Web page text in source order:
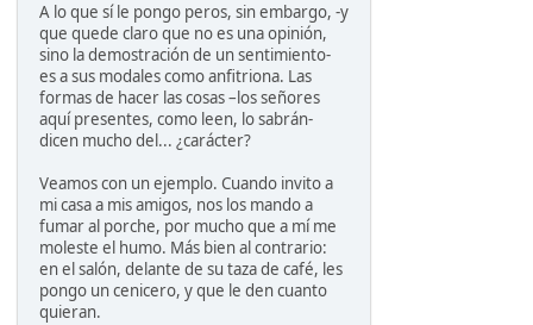
A lo que sí le pongo peros, sin embargo, -y
que quede claro que no es una opinión,
sino la demostración de un sentimiento-
es a sus modales como anfitriona. Las
formas de hacer las cosas –los señores
aquí presentes, como leen, lo sabrán-
dicen mucho del... ¿carácter?
Veamos con un ejemplo. Cuando invito a
mi casa a mis amigos, nos los mando a
fumar al porche, por mucho que a mí me
moleste el humo. Más bien al contrario:
en el salón, delante de su taza de café, les
pongo un cenicero, y que le den cuanto
quieran.